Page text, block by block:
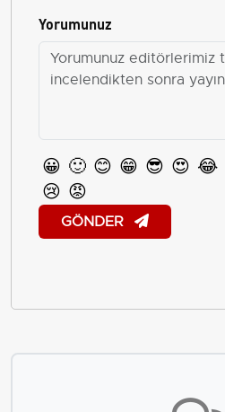
Yorumunuz
😀 🙂 😊 😁 😎 😍 😂
😢 😡
GÖNDER